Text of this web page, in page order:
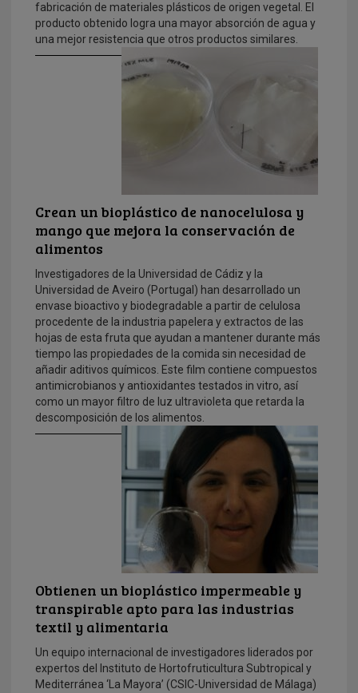
fabricación de materiales plásticos de origen vegetal. El
producto obtenido logra una mayor absorción de agua y
una mejor resistencia que otros productos similares.
Crean un bioplástico de nanocelulosa y
mango que mejora la conservación de
alimentos
Investigadores de la Universidad de Cádiz y la
Universidad de Aveiro (Portugal) han desarrollado un
envase bioactivo y biodegradable a partir de celulosa
procedente de la industria papelera y extractos de las
hojas de esta fruta que ayudan a mantener durante más
tiempo las propiedades de la comida sin necesidad de
añadir aditivos químicos. Este film contiene compuestos
antimicrobianos y antioxidantes testados in vitro, así
como un mayor filtro de luz ultravioleta que retarda la
descomposición de los alimentos.
Obtienen un bioplástico impermeable y
transpirable apto para las industrias
textil y alimentaria
Un equipo internacional de investigadores liderados por
expertos del Instituto de Hortofruticultura Subtropical y
Mediterránea ‘La Mayora’ (CSIC-Universidad de Málaga)